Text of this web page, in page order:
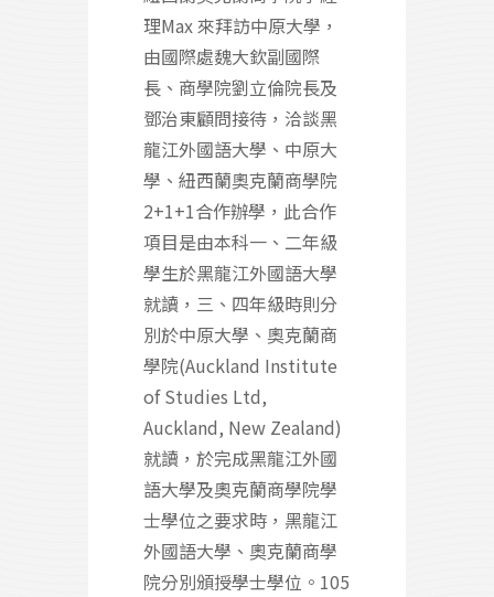
理Max 來拜訪中原大學，
由國際處魏大欽副國際
長、商學院劉立倫院長及
鄧治東顧問接待，洽談黑
龍江外國語大學、中原大
學、紐西蘭奧克蘭商學院
2+1+1合作辦學，此合作
項目是由本科一、二年級
學生於黑龍江外國語大學
就讀，三、四年級時則分
別於中原大學、奧克蘭商
學院(Auckland Institute
of Studies Ltd,
Auckland, New Zealand)
就讀，於完成黑龍江外國
語大學及奧克蘭商學院學
士學位之要求時，黑龍江
外國語大學、奧克蘭商學
院分別頒授學士學位。105